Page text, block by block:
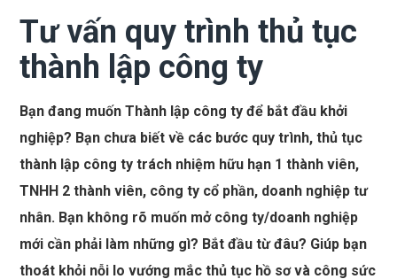
Tư vấn quy trình thủ tục
thành lập công ty
Bạn đang muốn Thành lập công ty để bắt đầu khởi
nghiệp? Bạn chưa biết về các bước quy trình, thủ tục
thành lập công ty trách nhiệm hữu hạn 1 thành viên,
TNHH 2 thành viên, công ty cổ phần, doanh nghiệp tư
nhân. Bạn không rõ muốn mở công ty/doanh nghiệp
mới cần phải làm những gì? Bắt đầu từ đâu? Giúp bạn
thoát khỏi nỗi lo vướng mắc thủ tục hồ sơ và công sức